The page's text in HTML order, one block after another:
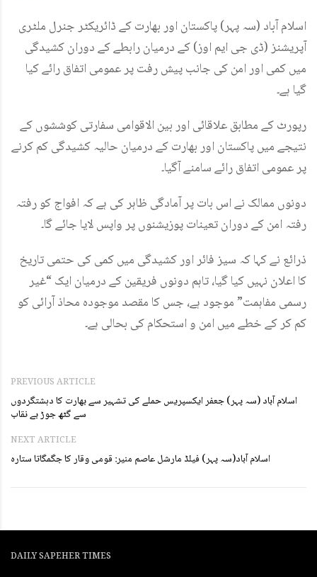
اسلام آباد (سہ پہر) پاکستان اور بھارت کے ڈائریکٹر جنرل ملٹری
آپریشنز (ڈی جی ایم اوز) کے درمیان رابطے کے دوران کشیدگی
میں کمی اور امن کی جانب پیش رفت پر عمومی اتفاق رائے کیا
گیا ہے۔
رپورٹ کے مطابق علاقائی اور بین الاقوامی سفارتی کوششوں کے
نتیجے میں پاکستان اور بھارت کے درمیان حالیہ کشیدگی کم کرنے
پر عمومی اتفاق رائے سامنے آگیا۔
دونوں ممالک نے اس بات پر آمادگی ظاہر کی ہے کہ افواج کو رفتہ
رفتہ امن کے دوران تعینات پوزیشنوں پر واپس لایا جائے گا۔
ذرائع نے کہا کہ سیز فائر اور کشیدگی میں کمی کی حتمی تاریخ
کا اعلان نہیں کیا گیا، تاہم دونوں فریقین کے درمیان ایک “غیر
رسمی مفاہمت” موجود ہے، جس کا مقصد موجودہ محاذ آرائی کو
کم کر کے خطے میں امن و استحکام کی بحالی ہے۔
PREVIOUS ARTICLE
اسلام آباد (سہ پہر) جعفر ایکسپریس حملے کی تشہیر سے بھارت کا دہشتگردوں
سے گٹھ جوڑ بے نقاب
NEXT ARTICLE
اسلام آباد(سہ پہر) فیلڈ مارشل عاصم منیر: قومی وقار کا جگمگاتا ستارہ
DAILY SAPEHER TIMES